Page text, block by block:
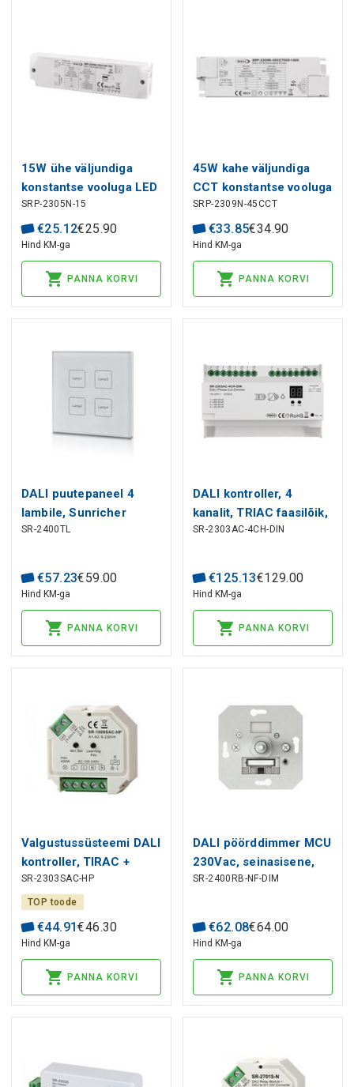
15W ühe väljundiga
konstantse vooluga LED
toiteallikas 6-42Vdc,
100-700mA,
dimmerdatav PUSH-DIM,
DALI-2 NFC
seadistusega, PFC,
Sunricher.
SRP-2305N-15
€25.12€25.90
Hind KM-ga
PANNA KORVI
45W kahe väljundiga
CCT konstantse vooluga
LED toide 6-58Vdc,
500-1400mA,
dimmerdatav PUSH-DIM,
DALI-2 NFC
seadistusega, PFC,
Sunricher
SRP-2309N-45CCT
€33.85€34.90
Hind KM-ga
PANNA KORVI
DALI puutepaneel 4
lambile, Sunricher
SR-2400TL
€57.23€59.00
Hind KM-ga
PANNA KORVI
DALI kontroller, 4
kanalit, TRIAC faasilõik,
DIN, 100-240Vac,
SR-2303AC-4CH-DIN
€125.13€129.00
Hind KM-ga
PANNA KORVI
Valgustussüsteemi DALI
kontroller, TIRAC +
PUSH-DIM 230Vac,
400W, Sunricher
SR-2303SAC-HP
TOP toode
€44.91€46.30
Hind KM-ga
PANNA KORVI
DALI pöörddimmer MCU
230Vac, seinasisene,
ilma katteta, Sunricher
SR-2400RB-NF-DIM
€62.08€64.00
Hind KM-ga
PANNA KORVI